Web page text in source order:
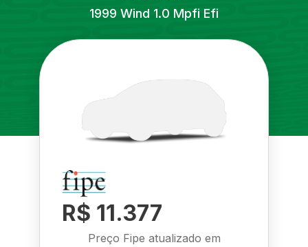
1999 Wind 1.0 Mpfi Efi
R$ 11.377
Preço Fipe atualizado em